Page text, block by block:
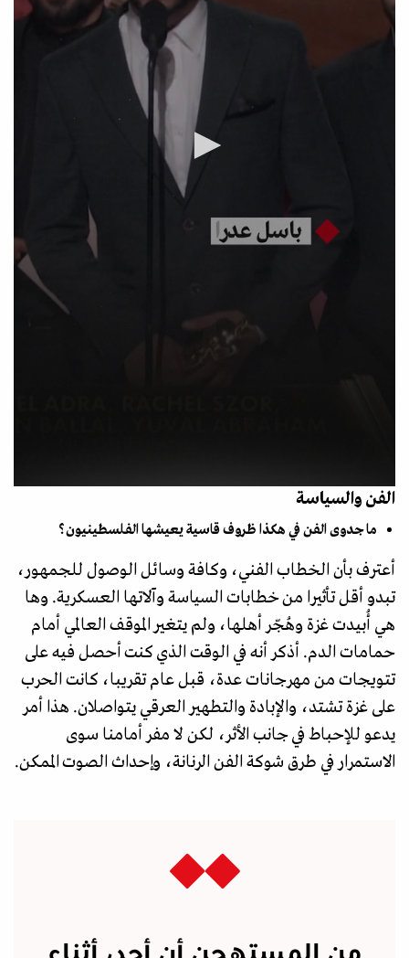
الفن والسياسة
ما جدوى الفن في هكذا ظروف قاسية يعيشها الفلسطينيون؟
أعترف بأن الخطاب الفني، وكافة وسائل الوصول للجمهور،
تبدو أقل تأثيرا من خطابات السياسة وآلاتها العسكرية. وها
هي أُبيدت غزة وهُجّر أهلها، ولم يتغير الموقف العالمي أمام
حمامات الدم. أذكر أنه في الوقت الذي كنت أحصل فيه على
تتويجات من مهرجانات عدة، قبل عام تقريبا، كانت الحرب
على غزة تشتد، والإبادة والتطهير العرقي يتواصلان. هذا أمر
يدعو للإحباط في جانب الأثر، لكن لا مفر أمامنا سوى
الاستمرار في طرق شوكة الفن الرنانة، وإحداث الصوت الممكن.